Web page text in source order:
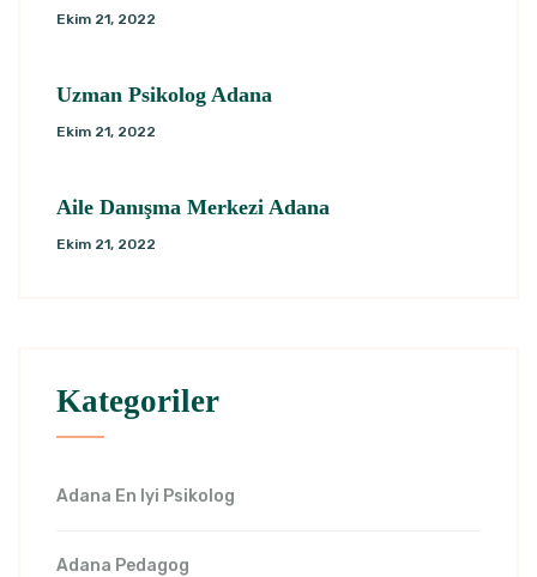
Ekim 21, 2022
Uzman Psikolog Adana
Ekim 21, 2022
Aile Danışma Merkezi Adana
Ekim 21, 2022
Kategoriler
Adana En Iyi Psikolog
Adana Pedagog